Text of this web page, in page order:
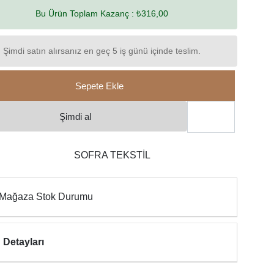
Bu Ürün Toplam Kazanç : ₺316,00
Şimdi satın alırsanız en geç 5 iş günü içinde teslim.
Sepete Ekle
Şimdi al
SOFRA TEKSTİL
Stok Durumu